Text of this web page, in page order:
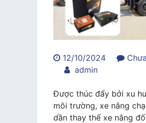
12/10/2024
trong
Lithium
SuperV
–
admin
Được thúc đẩy bởi xu
môi trường, xe nâng
dần thay thế xe nâng